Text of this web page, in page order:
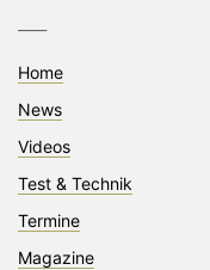
Home
News
Videos
Test & Technik
Termine
Magazine